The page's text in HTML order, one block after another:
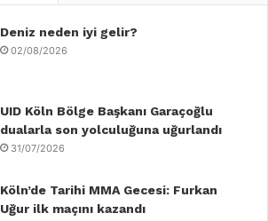
t
r
e
I
n
u
e
r
Deniz neden iyi gelir?
02/08/2026
UID Köln Bölge Başkanı Garaçoğlu
dualarla son yolculuğuna uğurlandı
31/07/2026
Köln’de Tarihi MMA Gecesi: Furkan
Uğur ilk maçını kazandı